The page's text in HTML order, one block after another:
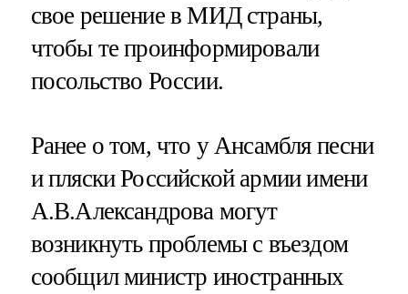
свое решение в МИД страны,
чтобы те проинформировали
посольство России.
Ранее о том, что у Ансамбля песни
и пляски Российской армии имени
А.В.Александрова могут
возникнуть проблемы с въездом
сообщил министр иностранных